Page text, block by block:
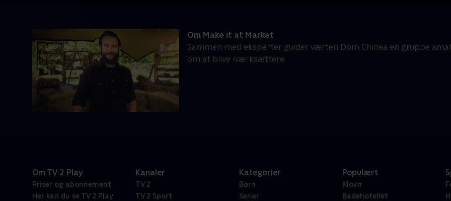
Om Make it at Market
Sammen med eksperter guider værten Dom Chinea en gruppe
om at blive iværksættere.
Om TV 2 Play
Priser og abonnement
Her kan du se TV 2 Play
Kanaler
TV 2
TV 2 Sport
Kategorier
Børn
Serier
Populært
Klovn
Badehotellet